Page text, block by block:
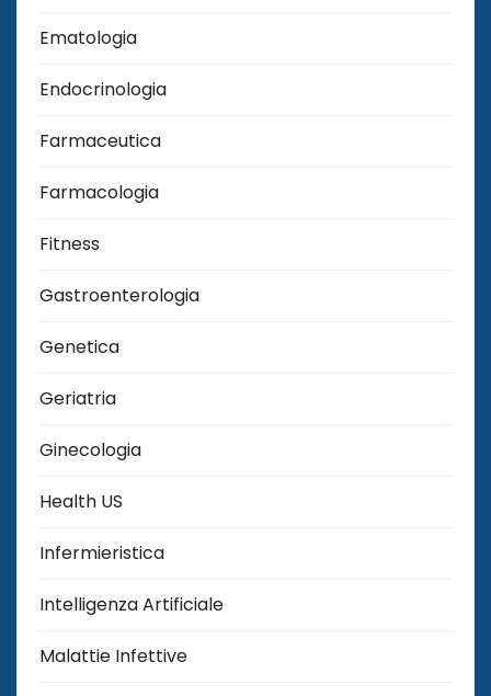
Ematologia
Endocrinologia
Farmaceutica
Farmacologia
Fitness
Gastroenterologia
Genetica
Geriatria
Ginecologia
Health US
Infermieristica
Intelligenza Artificiale
Malattie Infettive